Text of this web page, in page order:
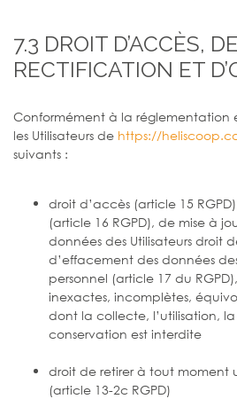
7.3 DROIT D’ACCÈS, DE
RECTIFICATION ET
Conformément à la réglementation
les Utilisateurs de https://
suivants :
droit d’accès (article 15
(article 16 RGPD), de mise à
données des Utilisateurs droit
d’effacement des données
personnel (article 17 du
inexactes, incomplètes,
dont la collecte, l’utilisation,
conservation est interdite
droit de retirer à tout moment
(article 13-2c RGPD)